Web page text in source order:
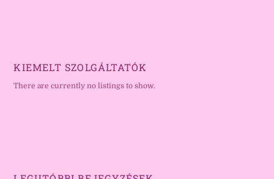
KIEMELT SZOLGÁLTATÓK
There are currently no listings to show.